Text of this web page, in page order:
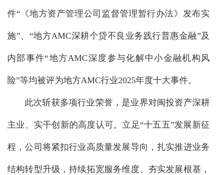
件“《地方资产管理公司监督管理暂行办法》发布实
施”、“地方AMC深耕个贷不良业务践行普惠金融”及
内部事件“地方AMC深度参与化解中小金融机构风
险”等均被评为地方AMC行业2025年度十大事件。
此次斩获多项行业荣誉，是业界对闽投资产深耕
主业、实干创新的高度认可。立足“十五五”发展新征
程，公司将紧扣行业高质量发展导向，扎实推进业务
结构转型升级，持续拓宽服务维度、夯实发展根基，